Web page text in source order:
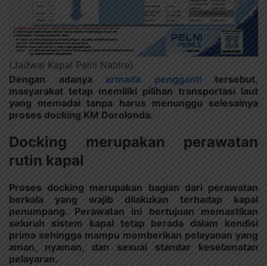
(Jadwal Kapal Pelni Nabire)
Dengan adanya armada pengganti tersebut,
masyarakat tetap memiliki pilihan transportasi laut
yang memadai tanpa harus menunggu selesainya
proses docking KM Dorolonda.
Docking merupakan perawatan
rutin kapal
Proses docking merupakan bagian dari perawatan
berkala yang wajib dilakukan terhadap kapal
penumpang. Perawatan ini bertujuan memastikan
seluruh sistem kapal tetap berada dalam kondisi
prima sehingga mampu memberikan pelayanan yang
aman, nyaman, dan sesuai standar keselamatan
pelayaran.